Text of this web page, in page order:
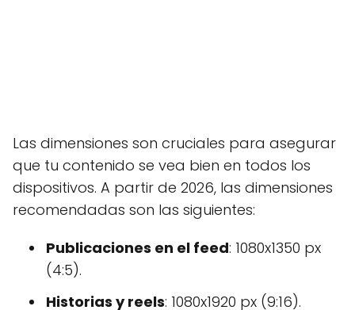
Las dimensiones son cruciales para asegurar
que tu contenido se vea bien en todos los
dispositivos. A partir de 2026, las dimensiones
recomendadas son las siguientes:
Publicaciones en el feed: 1080x1350 px
(4:5).
Historias y reels: 1080x1920 px (9:16).